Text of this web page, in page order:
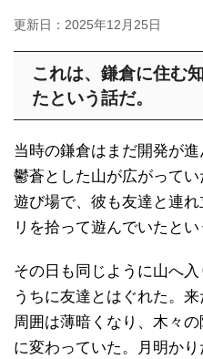
更新日： 2025年12月25日
これは、鎌倉に住む
たという話だ。
当時の鎌倉はまだ開発が
鬱蒼とした山が広がって
遊び場で、彼も友達と連
リを拾って遊んでいたとい
その日も同じように山へ
うちに友達とはぐれた。
周囲は薄暗くなり、木々
に変わっていた。月明か